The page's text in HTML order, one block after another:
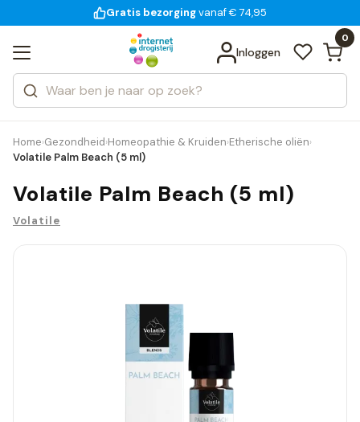
voor 18:00 uur besteld
Gratis bezorgingvanaf € 74,95
Inloggen
0
Zoeken
Categorieën
Merken
Bekijk alle resultaten
Home›Gezondheid›Homeopathie & Kruiden›Etherische oliën›
Volatile Palm Beach (5 ml)
Volatile Palm Beach (5 ml)
Volatile